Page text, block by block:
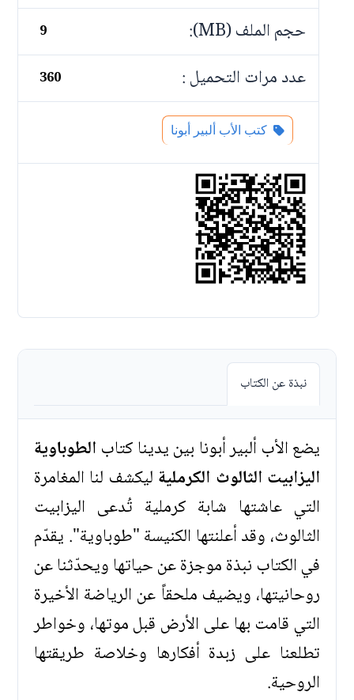
حجم الملف (MB): 9
عدد مرات التحميل : 360
كتب الأب ألبير أبونا
نبذة عن الكتاب
يضع الأب ألبير أبونا بين يدينا كتاب الطوباوية
اليزابيت الثالوث الكرملية ليكشف لنا المغامرة
التي عاشتها شابة كرملية تُدعى اليزابيت
الثالوث، وقد أعلنتها الكنيسة "طوباوية". يقدّم
في الكتاب نبذة موجزة عن حياتها ويحدّثنا عن
روحانيتها، ويضيف ملحقاً عن الرياضة الأخيرة
التي قامت بها على الأرض قبل موتها، وخواطر
تطلعنا على زبدة أفكارها وخلاصة طريقتها
الروحية.